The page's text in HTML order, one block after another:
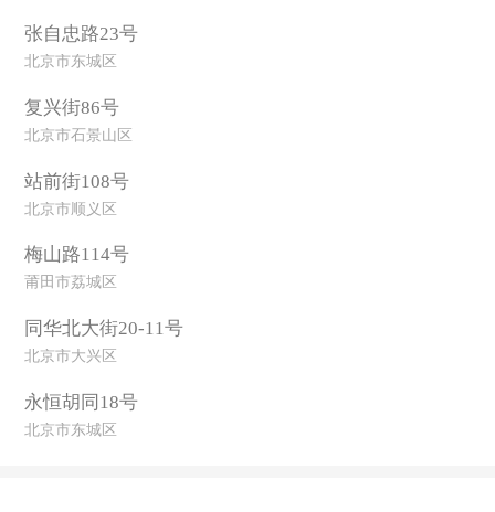
张自忠路23号
北京市东城区
复兴街86号
北京市石景山区
站前街108号
北京市顺义区
梅山路114号
莆田市荔城区
同华北大街20-11号
北京市大兴区
永恒胡同18号
北京市东城区